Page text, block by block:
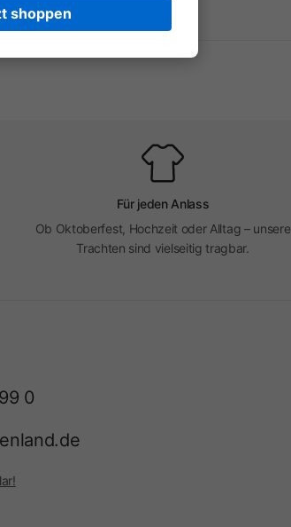
Für jeden Anlass
Ob Oktoberfest, Hochzeit oder Alltag – unsere
Trachten sind vielseitig tragbar.
0
shoppen